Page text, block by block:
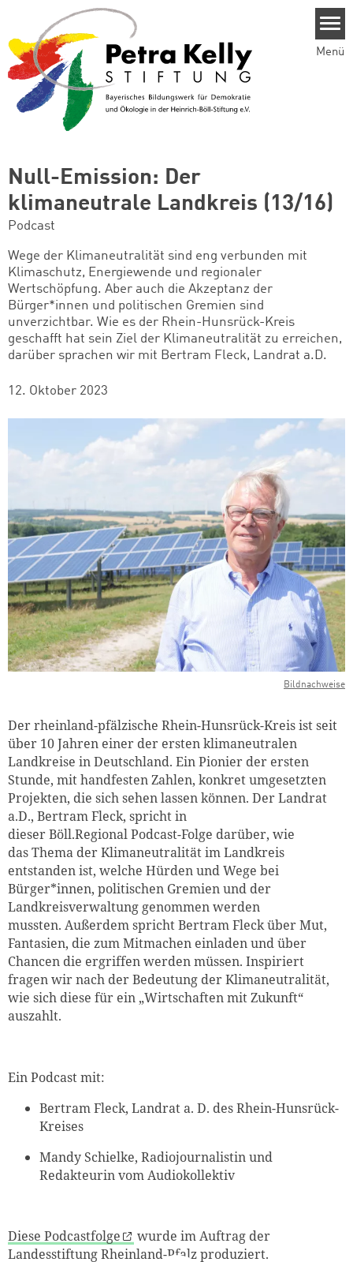
Menü
Null-Emission: Der
klimaneutrale Landkreis (13/16)
Podcast
Wege der Klimaneutralität sind eng verbunden mit
Klimaschutz, Energiewende und regionaler
Wertschöpfung. Aber auch die Akzeptanz der
Bürger*innen und politischen Gremien sind
unverzichtbar. Wie es der Rhein-Hunsrück-Kreis
geschafft hat sein Ziel der Klimaneutralität zu erreichen,
darüber sprachen wir mit Bertram Fleck, Landrat a.D.
12. Oktober 2023
Bildnachweise
Der rheinland-pfälzische Rhein-Hunsrück-Kreis ist seit
über 10 Jahren einer der ersten klimaneutralen
Landkreise in Deutschland. Ein Pionier der ersten
Stunde, mit handfesten Zahlen, konkret umgesetzten
Projekten, die sich sehen lassen können. Der Landrat
a.D., Bertram Fleck, spricht in
dieser Böll.Regional Podcast-Folge darüber, wie
das Thema der Klimaneutralität im Landkreis
entstanden ist, welche Hürden und Wege bei
Bürger*innen, politischen Gremien und der
Landkreisverwaltung genommen werden
mussten. Außerdem spricht Bertram Fleck überMut,
Fantasien, die zum Mitmachen einladen und über
Chancen die ergriffen werden müssen. Inspiriert
fragen wir nach der Bedeutung der Klimaneutralität,
wie sich diese für ein „Wirtschaften mit Zukunft“
auszahlt.
Ein Podcast mit:
Bertram Fleck, Landrat a. D. des Rhein-Hunsrück-
Kreises
Mandy Schielke, Radiojournalistin und
Redakteurin vomAudiokollektiv
Diese Podcastfolge
wurde im Auftrag der
Landesstiftung Rheinland-Pfalz produziert.